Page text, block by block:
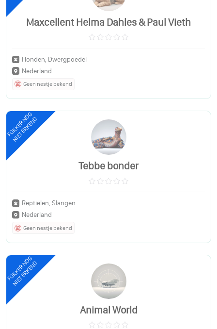
Maxcellent Helma Dahles & Paul Vieth
Honden, Dwergpoedel
Nederland
Geen nestje bekend
FOKKER NOG
NIET ERKEND
Tebbe bonder
Reptielen, Slangen
Nederland
Geen nestje bekend
FOKKER NOG
NIET ERKEND
Animal World